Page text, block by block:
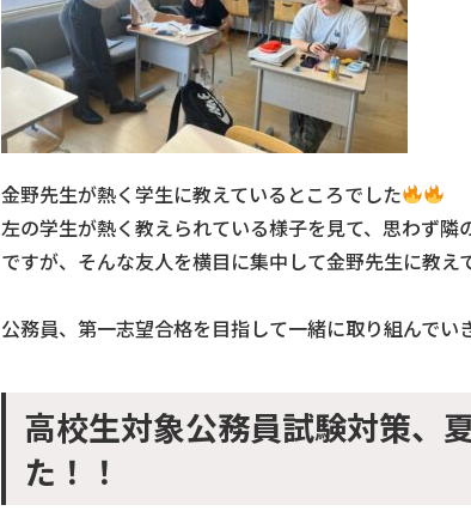
金野先生が熱く学生に教えているところでした
左の学生が熱く教えられている様子を見て、思わず隣
ですが、そんな友人を横目に集中して金野先生に教え
公務員、第一志望合格を目指して一緒に取り組んでい
高校生対象公務員試験対策、
た！！